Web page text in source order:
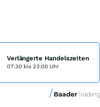
Verlängerte Handelszeiten
07:30 bis 23:00 Uhr